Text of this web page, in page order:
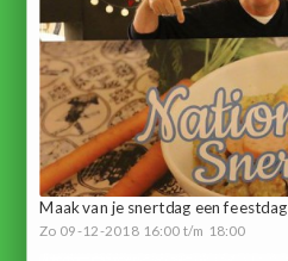
Maak van je snertdag een feestdag
Zo 09-12-2018 16:00 t/m 18:00